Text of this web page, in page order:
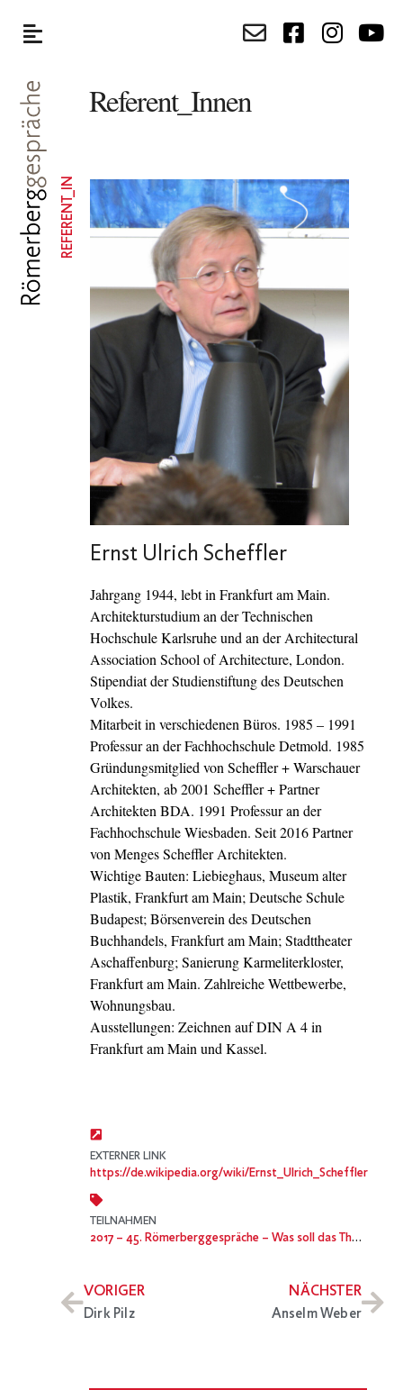
Referent_Innen
REFERENT_IN
Ernst Ulrich Scheffler
Jahrgang 1944, lebt in Frankfurt am Main.
Architekturstudium an der Technischen
Hochschule Karlsruhe und an der Architectural
Association School of Architecture, London.
Stipendiat der Studienstiftung des Deutschen
Volkes.
Mitarbeit in verschiedenen Büros. 1985 – 1991
Professur an der Fachhochschule Detmold. 1985
Gründungsmitglied von Scheffler + Warschauer
Architekten, ab 2001 Scheffler + Partner
Architekten BDA. 1991 Professur an der
Fachhochschule Wiesbaden. Seit 2016 Partner
von Menges Scheffler Architekten.
Wichtige Bauten: Liebieghaus, Museum alter
Plastik, Frankfurt am Main; Deutsche Schule
Budapest; Börsenverein des Deutschen
Buchhandels, Frankfurt am Main; Stadttheater
Aschaffenburg; Sanierung Karmeliterkloster,
Frankfurt am Main. Zahlreiche Wettbewerbe,
Wohnungsbau.
Ausstellungen: Zeichnen auf DIN A 4 in
Frankfurt am Main und Kassel.
EXTERNER LINK
https://de.wikipedia.org/wiki/Ernst_Ulrich_Scheffler
TEILNAHMEN
2017 – 45. Römerberggespräche – Was soll das Theater? – Die Zukunft der Städtischen Bühnen
VORIGER
Dirk Pilz
NÄCHSTER
Anselm Weber